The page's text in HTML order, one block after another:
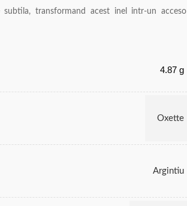
transformand acest inel intr-un
4.87 g
Oxette
Argintiu